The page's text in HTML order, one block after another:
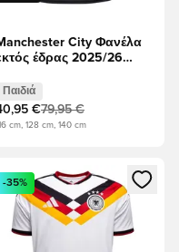
City Φανέλα
έδρας 2025/26
Παιδιά
€79,95 €
cm, 128 cm, 140 cm
ή να εγγραφείτε ως
ένα Modal για να
-35%